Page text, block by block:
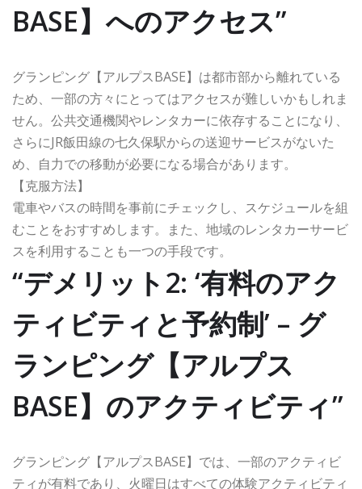
BASE】へのアクセス”
グランピング【アルプスBASE】は都市部から離れている
ため、一部の方々にとってはアクセスが難しいかもしれま
せん。公共交通機関やレンタカーに依存することになり、
さらにJR飯田線の七久保駅からの送迎サービスがないた
め、自力での移動が必要になる場合があります。
【克服方法】
電車やバスの時間を事前にチェックし、スケジュールを組
むことをおすすめします。また、地域のレンタカーサービ
スを利用することも一つの手段です。
“デメリット2: ‘有料のアク
ティビティと予約制’ – グ
ランピング【アルプス
BASE】のアクティビティ”
グランピング【アルプスBASE】では、一部のアクティビ
ティが有料であり、火曜日はすべての体験アクティビティ